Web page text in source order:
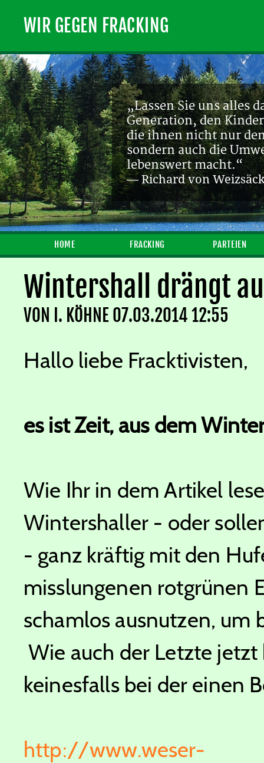
WIR GEGEN FRACKING
„Lassen Sie uns alles
Generation, den
die ihnen nicht nur
sondern auch die
lebenswert macht.“
— Richard von
HOME FRACKING PARTEIEN
Wintershall drängt
VON I. KÖHNE07.03.2014 12:55
Hallo liebe Fracktivisten,
es ist Zeit, aus dem
Wie Ihr in dem Artikel
Wintershaller - oder
- ganz kräftig mit den
misslungenen rotgrünen
schamlos ausnutzen, um
Wie auch der Letzte
keinesfalls bei der einen
http://www.weser-